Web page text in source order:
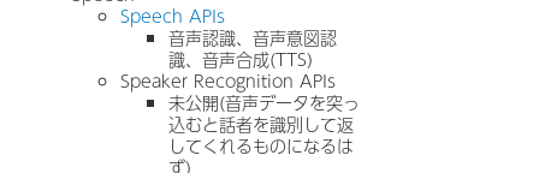
Speech APIs
音声認識、音声意図認
識、音声合成(TTS)
Speaker Recognition APIs
未公開(音声データを突っ
込むと話者を識別して返
してくれるものになるは
ず)